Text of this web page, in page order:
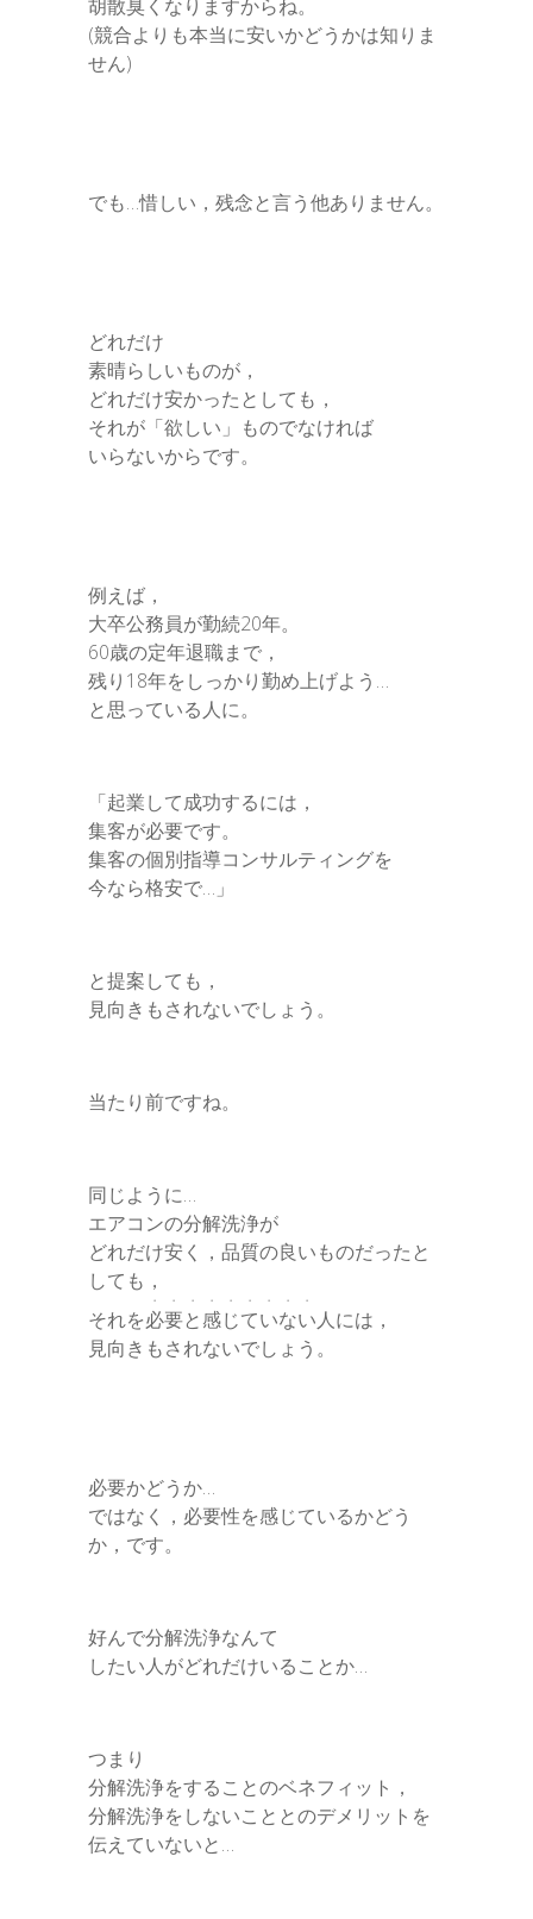
胡散臭くなりますからね。
(競合よりも本当に安いかどうかは知りま
せん)
でも…惜しい，残念と言う他ありません。
どれだけ
素晴らしいものが，
どれだけ安かったとしても，
それが「欲しい」ものでなければ
いらないからです。
例えば，
大卒公務員が勤続20年。
60歳の定年退職まで，
残り18年をしっかり勤め上げよう…
と思っている人に。
「起業して成功するには，
集客が必要です。
集客の個別指導コンサルティングを
今なら格安で…」
と提案しても，
見向きもされないでしょう。
当たり前ですね。
同じように…
エアコンの分解洗浄が
どれだけ安く，品質の良いものだったと
しても，
それを必要と感じていない
・・・・・・・・・
人には，
見向きもされないでしょう。
必要かどうか…
ではなく，必要性を感じているかどう
か，です。
好んで分解洗浄なんて
したい人がどれだけいることか…
つまり
分解洗浄をすることのベネフィット，
分解洗浄をしないこととのデメリットを
伝えていないと…